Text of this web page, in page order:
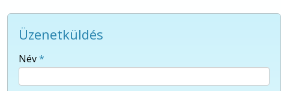
Üzenetküldés
-
Név*